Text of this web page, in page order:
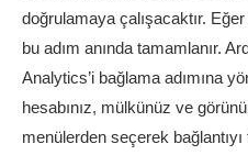
doğrulamaya çalışacaktır.
bu adım anında tamamlanır.
Analytics’i bağlama adımına
hesabınız, mülkünüz ve
menülerden seçerek